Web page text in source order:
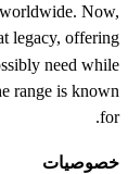
Now,
legacy, offering
need while
range is known
for.
خصوصیات